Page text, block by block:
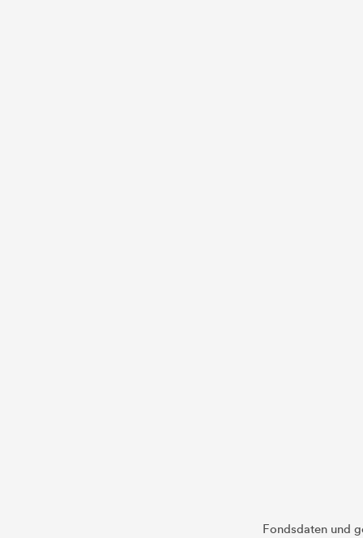
Fondsdaten und